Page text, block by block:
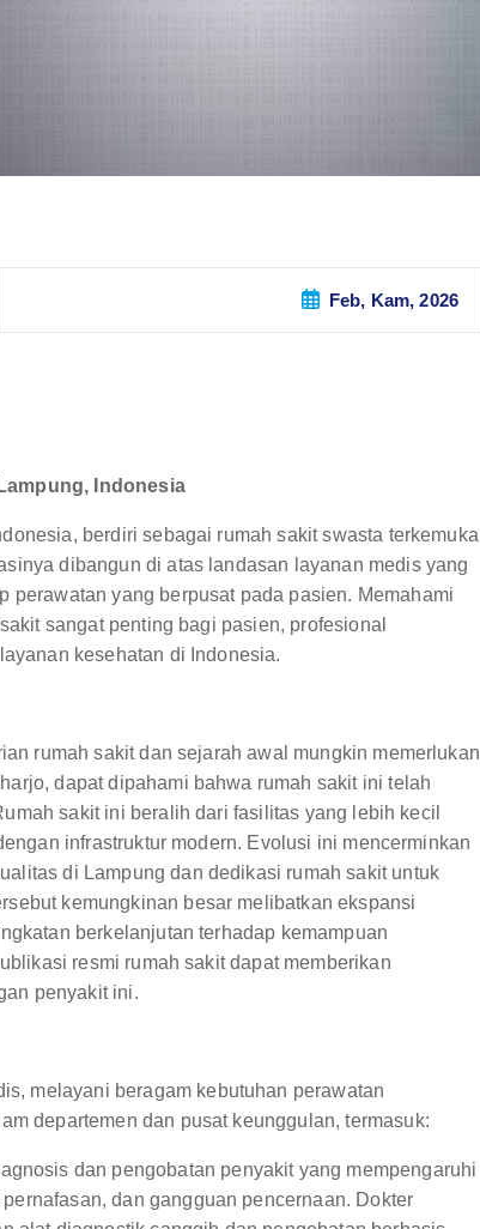
Feb, Kam, 2026
Indonesia
berdiri sebagai rumah sakit swasta terkemuka
dibangun di atas landasan layanan medis yang
perawatan yang berpusat pada pasien. Memahami
sangat penting bagi pasien, profesional
kesehatan di Indonesia.
rumah sakit dan sejarah awal mungkin memerlukan
dapat dipahami bahwa rumah sakit ini telah
sakit ini beralih dari fasilitas yang lebih kecil
infrastruktur modern. Evolusi ini mencerminkan
di Lampung dan dedikasi rumah sakit untuk
kemungkinan besar melibatkan ekspansi
berkelanjutan terhadap kemampuan
resmi rumah sakit dapat memberikan
penyakit ini.
melayani beragam kebutuhan perawatan
departemen dan pusat keunggulan, termasuk:
dan pengobatan penyakit yang mempengaruhi
dan gangguan pencernaan. Dokter